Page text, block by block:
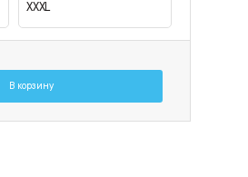
XXXL
В корзину